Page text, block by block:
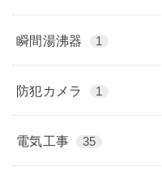
瞬間湯沸器 1
防犯カメラ 1
電気工事 35